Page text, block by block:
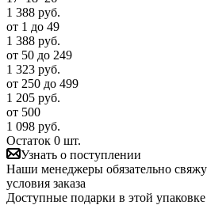
1 388 руб.
от 1 до 49
1 388 руб.
от 50 до 249
1 323 руб.
от 250 до 499
1 205 руб.
от 500
1 098 руб.
Остаток 0 шт.
Узнать о поступлении
Наши менеджеры обязательно
условия заказа
Доступные подарки в этой упаковке